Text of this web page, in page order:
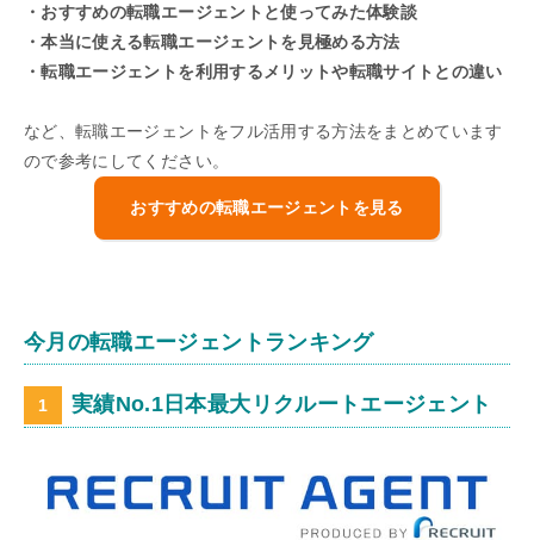
・おすすめの転職エージェントと使ってみた体験談
・本当に使える転職エージェントを見極める方法
・転職エージェントを利用するメリットや転職サイトとの違い
など、転職エージェントをフル活用する方法をまとめています
ので参考にしてください。
おすすめの転職エージェントを見る
今月の転職エージェントランキング
実績No.1日本最大リクルートエージェント